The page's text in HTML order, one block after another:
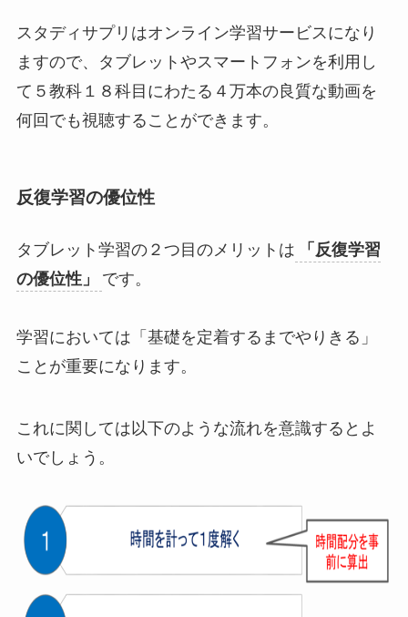
スタディサプリはオンライン学習サービスになり
ますので、タブレットやスマートフォンを利用し
て５教科１８科目にわたる４万本の良質な動画を
何回でも視聴することができます。
反復学習の優位性
タブレット学習の２つ目のメリットは
「反復学習
の優位性」
です。
学習においては「基礎を定着するまでやりきる」
ことが重要になります。
これに関しては以下のような流れを意識するとよ
いでしょう。